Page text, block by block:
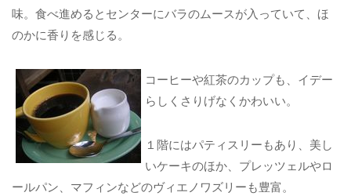
味。食べ進めるとセンターにバラのムースが入っていて、ほ
のかに香りを感じる。
コーヒーや紅茶のカップも、イデー
らしくさりげなくかわいい。
１階にはパティスリーもあり、美し
いケーキのほか、プレッツェルやロ
ールパン、マフィンなどのヴィエノワズリーも豊富。